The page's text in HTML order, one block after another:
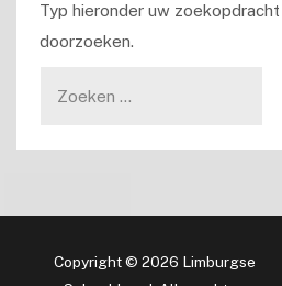
Typ hieronder uw
doorzoeken.
Copyright © 2026 Limburgse